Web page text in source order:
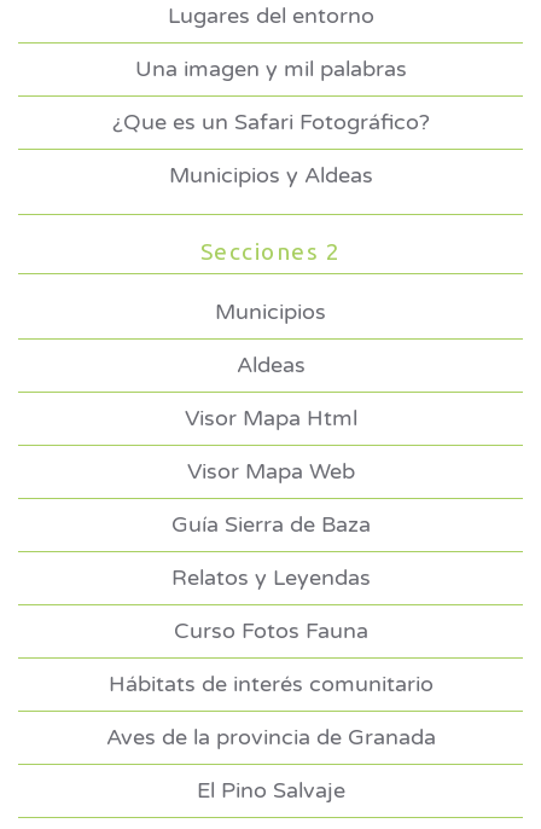
Lugares del entorno
Una imagen y mil palabras
¿Que es un Safari Fotográfico?
Municipios y Aldeas
Secciones 2
Municipios
Aldeas
Visor Mapa Html
Visor Mapa Web
Guía Sierra de Baza
Relatos y Leyendas
Curso Fotos Fauna
Hábitats de interés comunitario
Aves de la provincia de Granada
El Pino Salvaje